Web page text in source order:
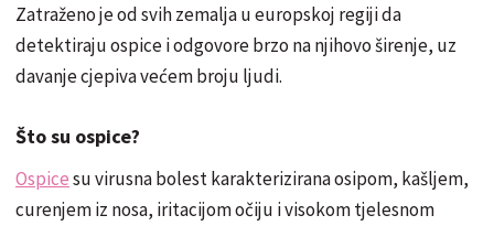
Zatraženo je od svih zemalja u europskoj regiji da
detektiraju ospice i odgovore brzo na njihovo širenje, uz
davanje cjepiva većem broju ljudi.
Što su ospice?
Ospicesu virusna bolest karakterizirana osipom, kašljem,
curenjem iz nosa, iritacijom očiju i visokom tjelesnom